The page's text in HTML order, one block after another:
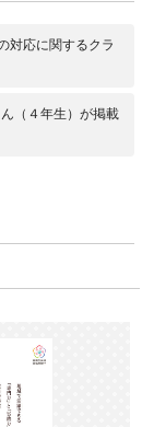
対応に関するクラ
（４年生）が掲載